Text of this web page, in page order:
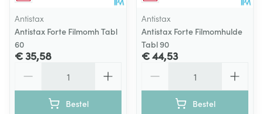
Antistax
Antistax Forte Filmomh Tabl
60
€ 35,58
Bestel
Antistax
Antistax Forte Filmomhulde
Tabl 90
€ 44,53
Bestel